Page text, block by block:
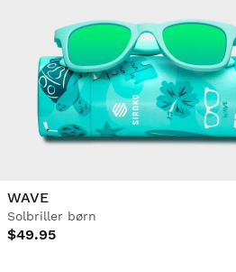
WAVE
Solbriller børn
$49.95